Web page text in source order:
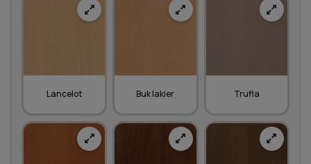
Lancelot Buk lakier Trufla